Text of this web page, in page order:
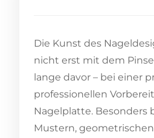
Die Kunst des
nicht erst mit dem
lange davor – bei einer
professionellen
Nagelplatte. Besonders
Mustern,